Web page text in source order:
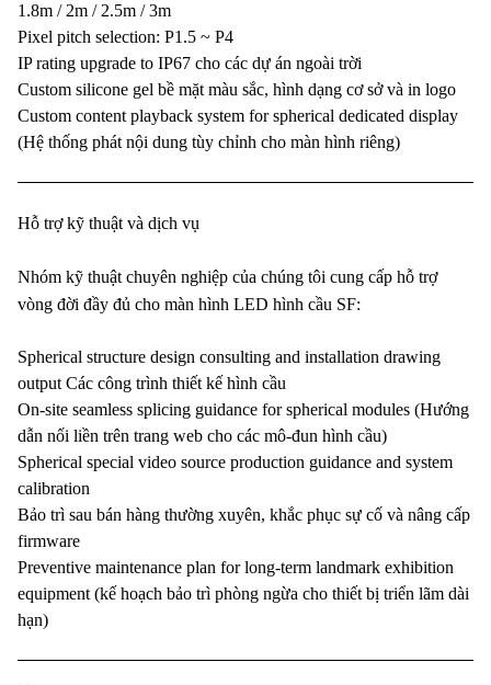
1.8m / 2m / 2.5m / 3m
Pixel pitch selection: P1.5 ~ P4
IP rating upgrade to IP67 cho các dự án ngoài trời
Custom silicone gel bề mặt màu sắc, hình dạng cơ sở và in logo
Custom content playback system for spherical dedicated display
(Hệ thống phát nội dung tùy chỉnh cho màn hình riêng)
Hỗ trợ kỹ thuật và dịch vụ
Nhóm kỹ thuật chuyên nghiệp của chúng tôi cung cấp hỗ trợ
vòng đời đầy đủ cho màn hình LED hình cầu SF:
Spherical structure design consulting and installation drawing
output Các công trình thiết kế hình cầu
On-site seamless splicing guidance for spherical modules (Hướng
dẫn nối liền trên trang web cho các mô-đun hình cầu)
Spherical special video source production guidance and system
calibration
Bảo trì sau bán hàng thường xuyên, khắc phục sự cố và nâng cấp
firmware
Preventive maintenance plan for long-term landmark exhibition
equipment (kế hoạch bảo trì phòng ngừa cho thiết bị triển lãm dài
hạn)